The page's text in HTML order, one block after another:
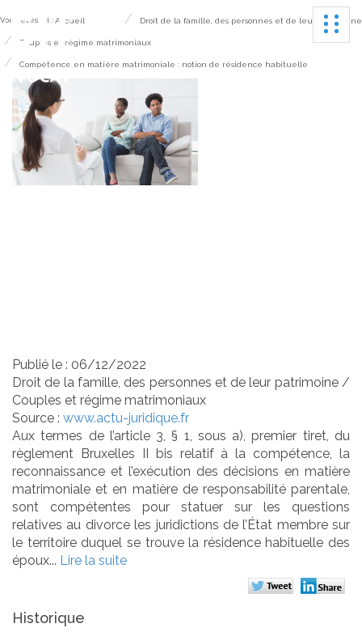
Vous êtes ici :Accueil Droit de la famille, des personnes et de leur patrimoine
Couples et régime matrimoniaux
Compétence en matière matrimoniale : notion de résidence habituelle
Publié le : 06/12/2022
Droit de la famille, des personnes et de leur patrimoine/
Couples et régime matrimoniaux
Source : www.actu-juridique.fr
Aux termes de l’article 3, § 1, sous a), premier tiret, du
règlement Bruxelles II bis relatif à la compétence, la
reconnaissance et l’exécution des décisions en matière
matrimoniale et en matière de responsabilité parentale,
sont compétentes pour statuer sur les questions
relatives au divorce les juridictions de l’État membre sur
le territoire duquel se trouve la résidence habituelle des
époux... Lire la suite
Historique